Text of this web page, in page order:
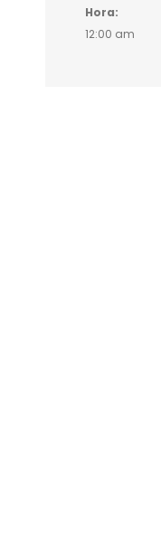
Hora:
12:00 am